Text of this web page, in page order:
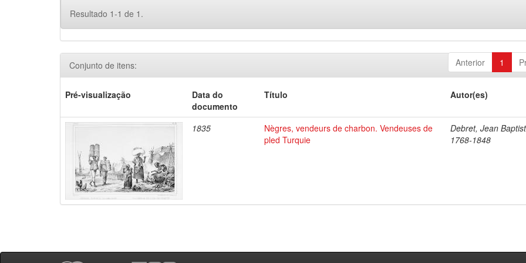
Resultado 1-1 de 1.
Anterior 1
Conjunto de itens:
Pré-visualização
Data do
documento
Título Autor(es)
1835
Nègres, vendeurs de charbon. Vendeuses de
pled Turquie
Debret, Jean
1768-1848